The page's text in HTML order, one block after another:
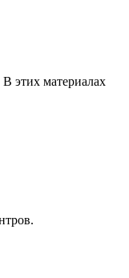
этих материалах